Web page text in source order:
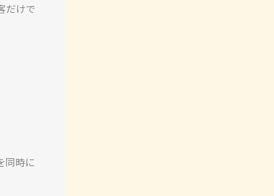
だけで
同時に